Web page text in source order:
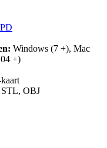
Windows (7 +), Mac
+)
STL, OBJ